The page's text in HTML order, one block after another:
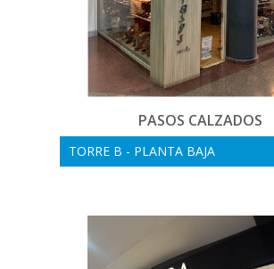
PASOS CALZADOS
TORRE B - PLANTA BAJA